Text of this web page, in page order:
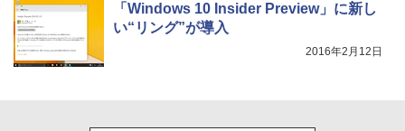
「Windows 10 Insider Preview」に新し
い“リング”が導入
2016年2月12日